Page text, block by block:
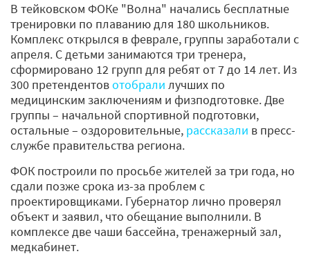
В тейковском ФОКе "Волна" начались бесплатные
тренировки по плаванию для 180 школьников.
Комплекс открылся в феврале, группы заработали с
апреля. С детьми занимаются три тренера,
сформировано 12 групп для ребят от 7 до 14 лет. Из
300 претендентовотобрали лучших по
медицинским заключениям и физподготовке. Две
группы – начальной спортивной подготовки,
остальные – оздоровительные, рассказали в пресс-
службе правительства региона.
ФОК построили по просьбе жителей за три года, но
сдали позже срока из-за проблем с
проектировщиками. Губернатор лично проверял
объект и заявил, что обещание выполнили. В
комплексе две чаши бассейна, тренажерный зал,
медкабинет.